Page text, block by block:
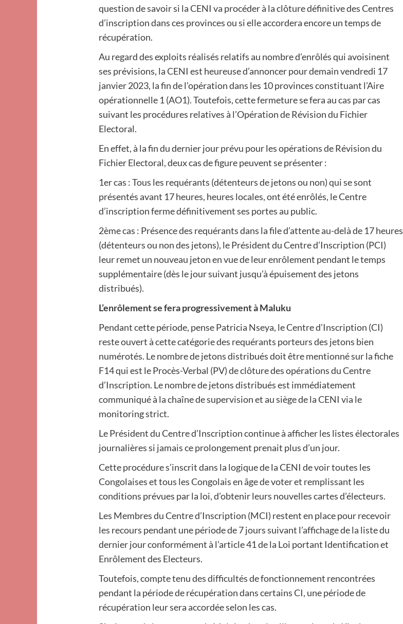
question de savoir si la CENI va procéder à la clôture définitive des Centres
d’inscription dans ces provinces ou si elle accordera encore un temps de
récupération.
Au regard des exploits réalisés relatifs au nombre d’enrôlés qui avoisinent
ses prévisions, la CENI est heureuse d’annoncer pour demain vendredi 17
janvier 2023, la fin de l’opération dans les 10 provinces constituant l’Aire
opérationnelle 1 (AO1). Toutefois, cette fermeture se fera au cas par cas
suivant les procédures relatives à l’Opération de Révision du Fichier
Electoral.
En effet, à la fin du dernier jour prévu pour les opérations de Révision du
Fichier Electoral, deux cas de figure peuvent se présenter :
1er cas : Tous les requérants (détenteurs de jetons ou non) qui se sont
présentés avant 17 heures, heures locales, ont été enrôlés, le Centre
d’inscription ferme définitivement ses portes au public.
2ème cas : Présence des requérants dans la file d’attente au-delà de 17 heures
(détenteurs ou non des jetons), le Président du Centre d’Inscription (PCI)
leur remet un nouveau jeton en vue de leur enrôlement pendant le temps
supplémentaire (dès le jour suivant jusqu’à épuisement des jetons
distribués).
L’enrôlement se fera progressivement à Maluku
Pendant cette période, pense Patricia Nseya, le Centre d’Inscription (CI)
reste ouvert à cette catégorie des requérants porteurs des jetons bien
numérotés. Le nombre de jetons distribués doit être mentionné sur la fiche
F14 qui est le Procès-Verbal (PV) de clôture des opérations du Centre
d’Inscription. Le nombre de jetons distribués est immédiatement
communiqué à la chaîne de supervision et au siège de la CENI via le
monitoring strict.
Le Président du Centre d’Inscription continue à afficher les listes électorales
journalières si jamais ce prolongement prenait plus d’un jour.
Cette procédure s’inscrit dans la logique de la CENI de voir toutes les
Congolaises et tous les Congolais en âge de voter et remplissant les
conditions prévues par la loi, d’obtenir leurs nouvelles cartes d’électeurs.
Les Membres du Centre d’Inscription (MCI) restent en place pour recevoir
les recours pendant une période de 7 jours suivant l’affichage de la liste du
dernier jour conformément à l’article 41 de la Loi portant Identification et
Enrôlement des Electeurs.
Toutefois, compte tenu des difficultés de fonctionnement rencontrées
pendant la période de récupération dans certains CI, une période de
récupération leur sera accordée selon les cas.